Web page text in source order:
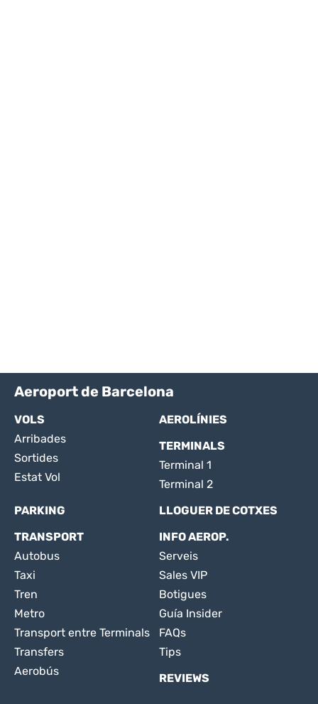
Aeroport de Barcelona
VOLS
Arribades
Sortides
Estat Vol
AEROLÍNIES
TERMINALS
Terminal 1
Terminal 2
PARKING
LLOGUER DE COTXES
TRANSPORT
Autobus
Taxi
Tren
Metro
Transport entre Terminals
Transfers
Aerobús
INFO AEROP.
Serveis
Sales VIP
Botigues
Guía Insider
FAQs
Tips
REVIEWS